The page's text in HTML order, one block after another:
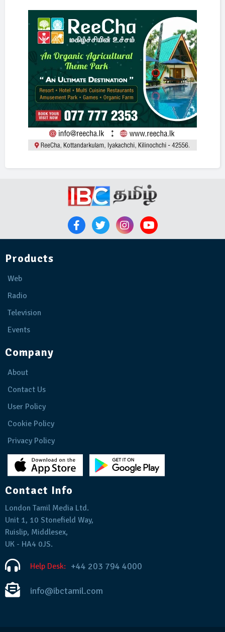
Products
Web
Radio
Television
Events
Company
About
Contact Us
User Policy
Cookie Policy
Privacy Policy
Contact Info
London Tamil Media Ltd.
Unit 1, 10 Stonefield Way,
Ruislip, Middlesex,
UK - HA4 0JS.
Help Desk: +44 203 794 4000
info@ibctamil.com